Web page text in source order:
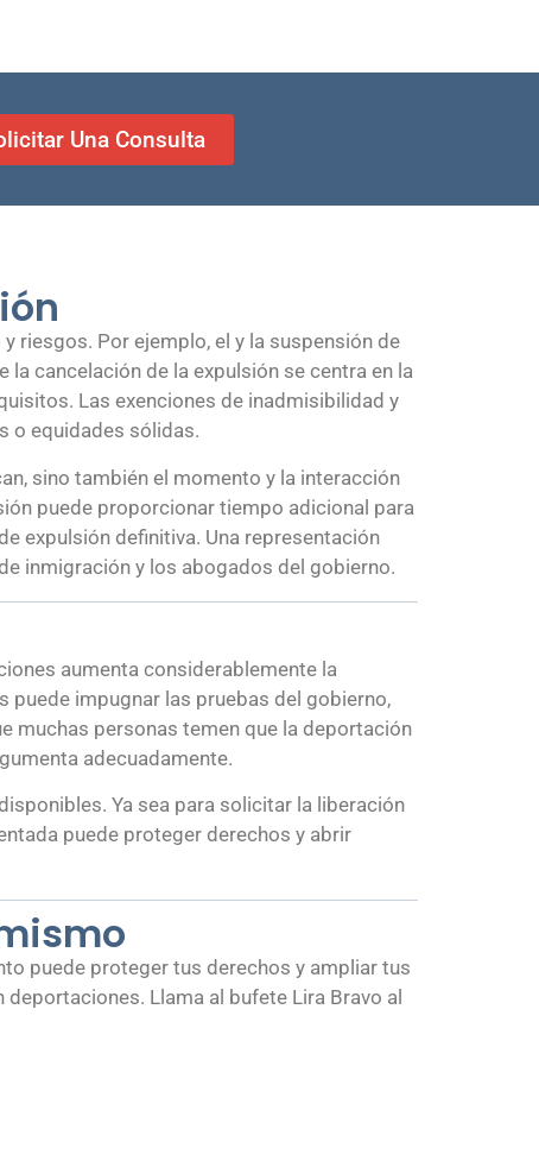
Una Consulta
riesgos. Por ejemplo, el y la suspensión de
cancelación de la expulsión se centra en la
Las exenciones de inadmisibilidad y
o equidades sólidas.
sino también el momento y la interacción
puede proporcionar tiempo adicional para
expulsión definitiva. Una representación
inmigración y los abogados del gobierno.
aumenta considerablemente la
puede impugnar las pruebas del gobierno,
muchas personas temen que la deportación
adecuadamente.
Ya sea para solicitar la liberación
puede proteger derechos y abrir
puede proteger tus derechos y ampliar tus
Llama al bufete Lira Bravo al